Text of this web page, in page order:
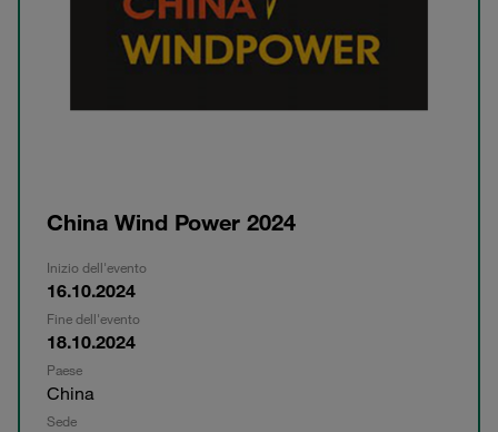
China Wind Power 2024
Inizio dell'evento
16.10.2024
Fine dell'evento
18.10.2024
Paese
China
Sede